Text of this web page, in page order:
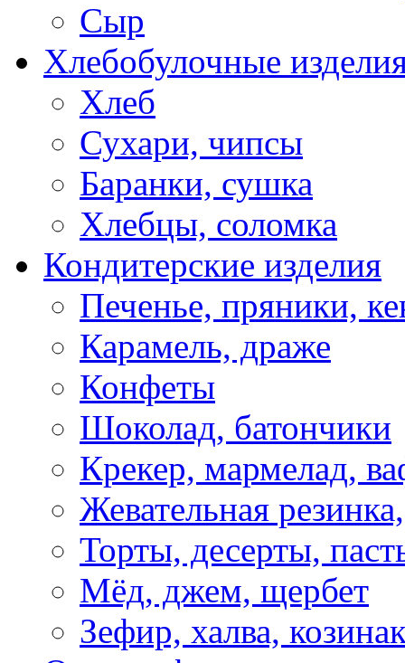
Сыр
Хлебобулочные
Хлеб
Сухари, чипсы
Баранки, сушка
Хлебцы, соломка
Кондитерские изделия
Печенье, пряники,
Карамель, драже
Конфеты
Шоколад, батончики
Крекер, мармелад,
Жевательная
Торты, десерты,
Мёд, джем, щербет
Зефир, халва,